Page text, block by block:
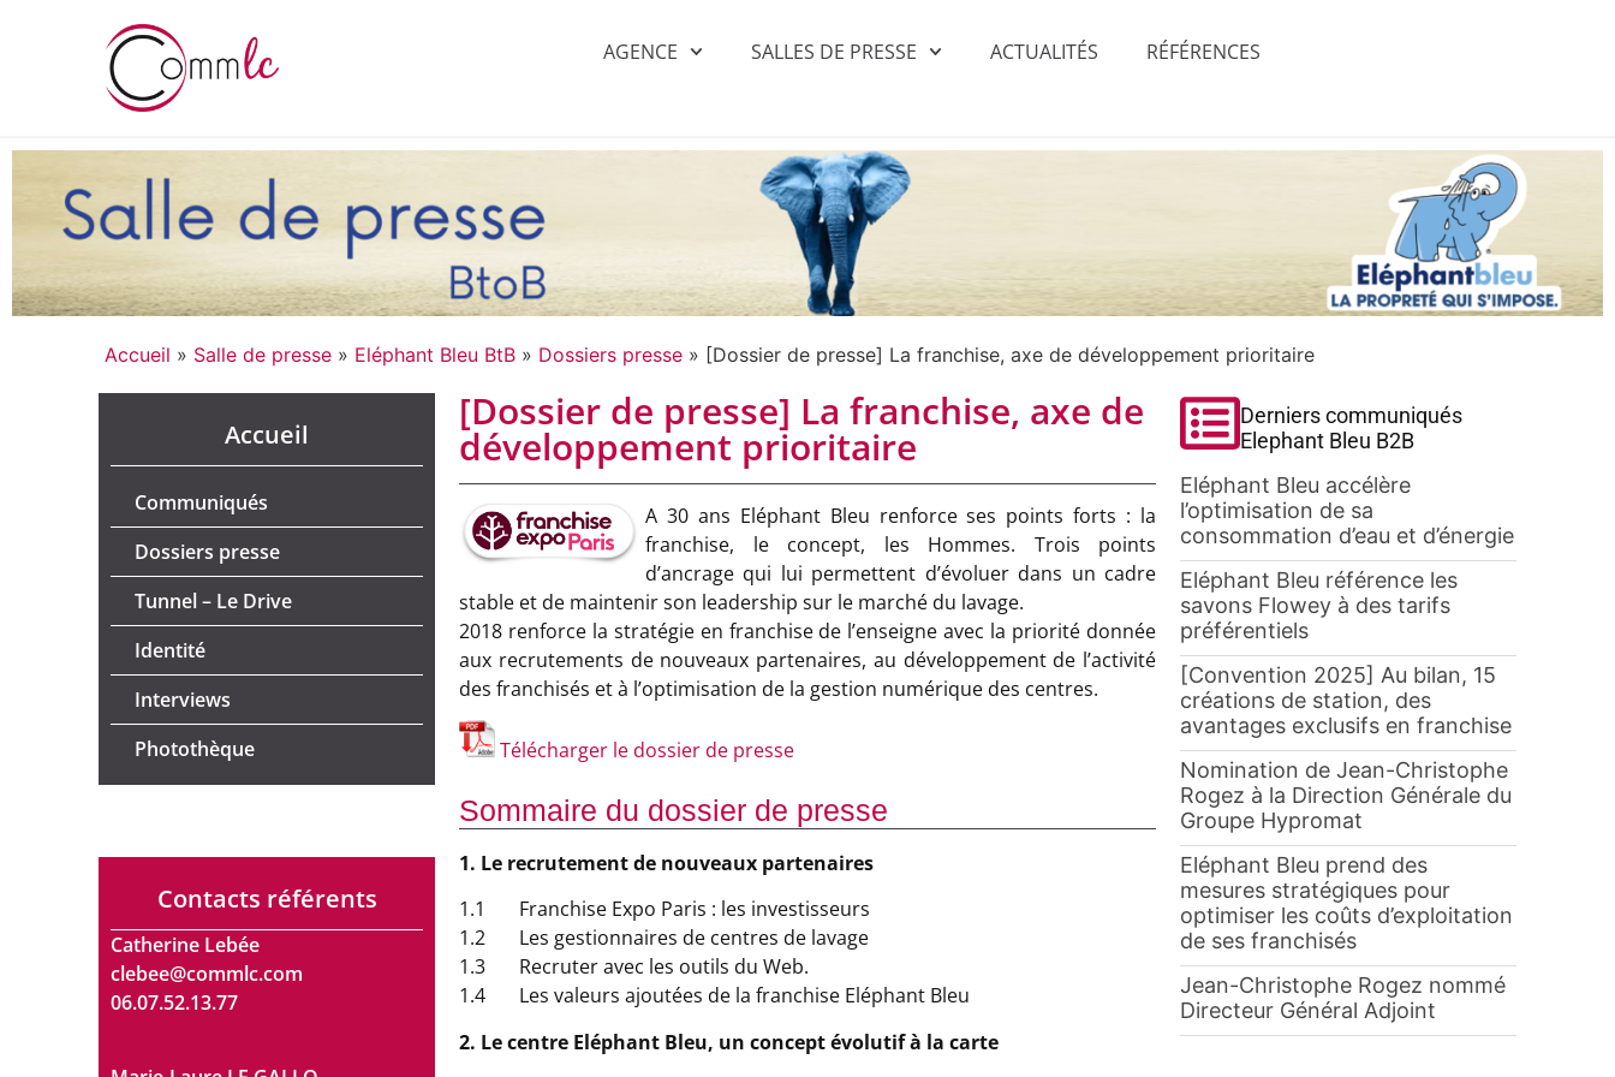
AGENCE SALLES DE PRESSE ACTUALITÉS RÉFÉRENCES
Accueil » Salle de presse » Eléphant Bleu BtB » Dossiers presse » [Dossier de presse] La franchise, axe de développement prioritaire
Accueil
Communiqués
Dossiers presse
Tunnel – Le Drive
Identité
Interviews
Photothèque
Contacts référents
Catherine Lebée
clebee@commlc.com
06.07.52.13.77
[Dossier de presse] La franchise, axe de
développement prioritaire
A 30 ans Eléphant Bleu renforce ses points forts : la
franchise, le concept, les Hommes. Trois points
d’ancrage qui lui permettent d’évoluer dans un cadre
stable et de maintenir son leadership sur le marché du lavage.
2018 renforce la stratégie en franchise de l’enseigne avec la priorité donnée
aux recrutements de nouveaux partenaires, au développement de l’activité
des franchisés et à l’optimisation de la gestion numérique des centres.
Télécharger le dossier de presse
Sommaire du dossier de presse
1. Le recrutement de nouveaux partenaires
1.1 Franchise Expo Paris : les investisseurs
1.2 Les gestionnaires de centres de lavage
1.3 Recruter avec les outils du Web.
1.4 Les valeurs ajoutées de la franchise Eléphant Bleu
2. Le centre Eléphant Bleu, un concept évolutif à la carte
Derniers communiqués
Elephant Bleu B2B
Eléphant Bleu accélère
l’optimisation de sa
consommation d’eau et d’énergie
Eléphant Bleu référence les
savons Flowey à des tarifs
préférentiels
[Convention 2025] Au bilan, 15
créations de station, des
avantages exclusifs en franchise
Nomination de Jean-Christophe
Rogez à la Direction Générale du
Groupe Hypromat
Eléphant Bleu prend des
mesures stratégiques pour
optimiser les coûts d’exploitation
de ses franchisés
Jean-Christophe Rogez nommé
Directeur Général Adjoint